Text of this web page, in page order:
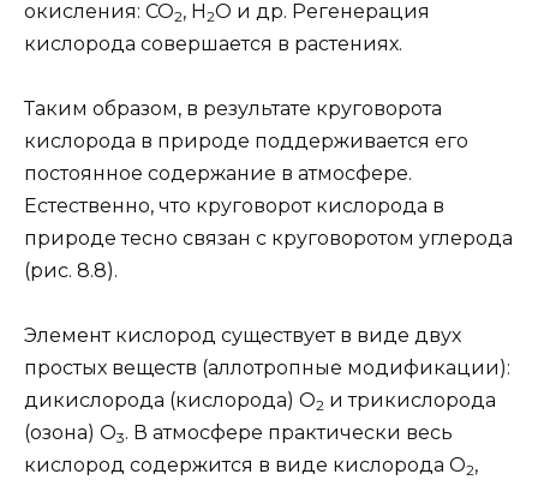
окисления: СО2, Н2О и др. Регенерация
кислорода совершается в растениях.
Таким образом, в результате круговорота
кислорода в природе поддерживается его
постоянное содержание в атмосфере.
Естественно, что круговорот кислорода в
природе тесно связан с круговоротом углерода
(рис. 8.8).
Элемент кислород существует в виде двух
простых веществ (аллотропные модификации):
дикислорода (кислорода) О2 итрикислорода
(озона) О3. В атмосфере практически весь
кислород содержится в виде кислорода О2,